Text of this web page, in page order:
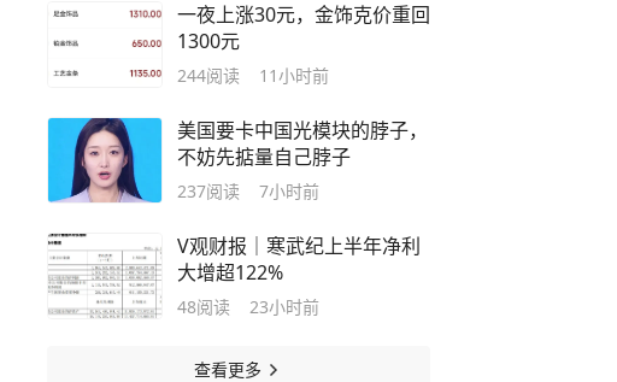
一夜上涨30元，金饰克价重回
1300元
244阅读 11小时前
美国要卡中国光模块的脖子，
不妨先掂量自己脖子
237阅读 7小时前
V观财报｜寒武纪上半年净利
大增超122%
48阅读 23小时前
查看更多